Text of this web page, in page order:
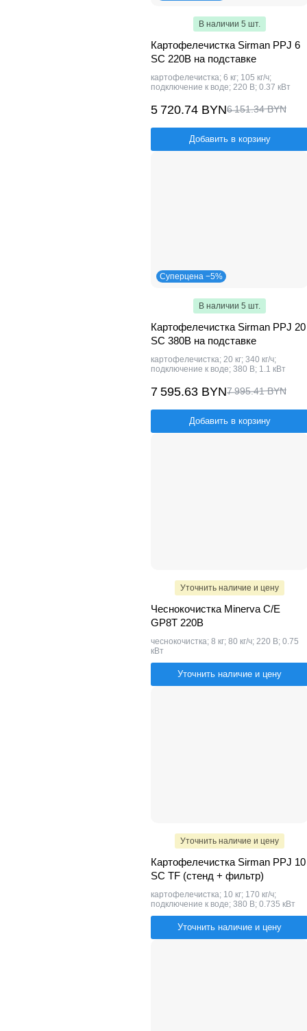
В наличии 5 шт.
Картофелечистка Sirman PPJ 6
SC 220В на подставке
картофелечистка; 6 кг; 105 кг/ч;
подключение к воде; 220 В; 0.37 кВт
5 720.74 BYN6 151.34 BYN
Добавить в корзину
Суперцена −5%
В наличии 5 шт.
Картофелечистка Sirman PPJ 20
SC 380В на подставке
картофелечистка; 20 кг; 340 кг/ч;
подключение к воде; 380 В; 1.1 кВт
7 595.63 BYN7 995.41 BYN
Добавить в корзину
Уточнить наличие и цену
Чеснокочистка Minerva C/E
GP8T 220В
чеснокочистка; 8 кг; 80 кг/ч; 220 В; 0.75
кВт
Уточнить наличие и цену
Уточнить наличие и цену
Картофелечистка Sirman PPJ 10
SC TF (стенд + фильтр)
картофелечистка; 10 кг; 170 кг/ч;
подключение к воде; 380 В; 0.735 кВт
Уточнить наличие и цену